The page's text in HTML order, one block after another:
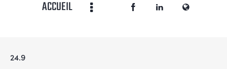
ACCUEIL
24.9